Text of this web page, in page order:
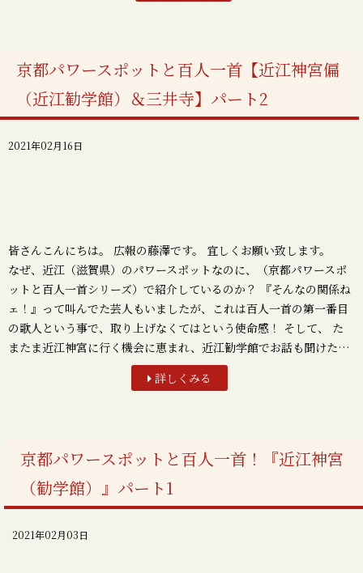
京都パワースポットと百人一首【近江神宮偏
（近江勧学館）＆三井寺】パート2
2021年02月16日
皆さんこんにちは。 広報の藤澤です。 宜しくお願い致します。
なぜ、近江（滋賀県）のパワースポットなのに、（京都パワースポ
ットと百人一首シリーズ）で紹介しているのか？ 『そんなの関係ね
ェ！』って叫んでた芸人もいましたが、これは百人一首の第一番目
の歌人という事で、取り上げなくてはという使命感！ そして、 た
またま近江神宮に行く機会に恵まれ、近江勧学館でお話も聞けた…
詳しくみる
京都パワースポットと百人一首！『近江神宮
（勧学館）』パート1
2021年02月03日